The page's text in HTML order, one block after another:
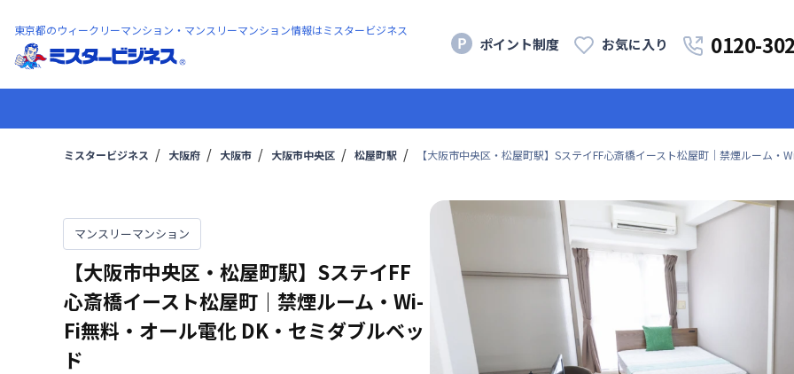
東京都のウィークリーマンション・マンスリーマンション情報はミスタービジネス
ポイント制度 お気に入り 0120-
ミスタービジネス 大阪府 大阪市 大阪市中央区 松屋町駅 【大阪市中央区・松屋町駅】SステイFF心斎橋イースト松屋町｜禁煙ルーム・
マンスリーマンション
【大阪市中央区・松屋町駅】SステイFF
心斎橋イースト松屋町｜禁煙ルーム・Wi-
Fi無料・オール電化 DK・セミダブルベッ
ド